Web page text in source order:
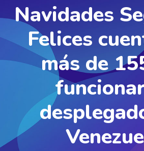
Navidades
Felices
más de